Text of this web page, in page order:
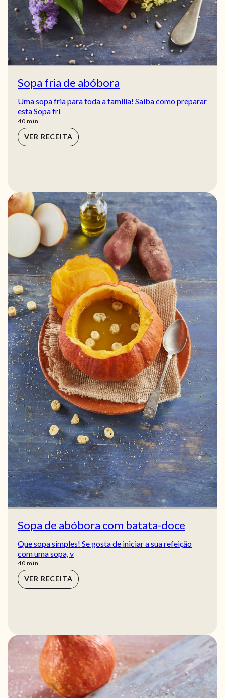
Sopa fria de abóbora
Uma sopa fria para toda a família! Saiba como preparar
esta Sopa fri
40min
min
VER RECEITA
Sopa de abóbora com batata-doce
Que sopa simples! Se gosta de iniciar a sua refeição
com uma sopa, v
40min
min
VER RECEITA